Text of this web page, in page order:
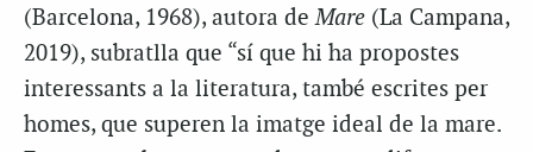
(Barcelona, 1968), autora deMare (La Campana,
2019), subratlla que “sí que hi ha propostes
interessants a la literatura, també escrites per
homes, que superen la imatge ideal de la mare.